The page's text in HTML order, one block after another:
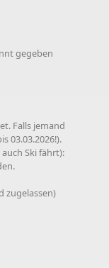
gegeben
Falls jemand
03.03.2026!).
Ski fährt):
zugelassen)